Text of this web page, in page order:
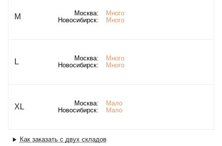
M Москва:
Много
Новосибирск:
Много
L Москва:
Много
Новосибирск:
Много
XL Москва:
Мало
Новосибирск:
Мало
Как заказать с двух складов